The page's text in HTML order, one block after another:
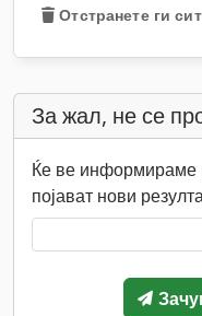
Отстранете ги
За жал, не се
Ќе ве информираме
појават нови